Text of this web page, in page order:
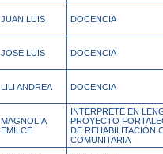
JUAN LUIS DOCENCIA
JOSE LUIS DOCENCIA
LILI ANDREA DOCENCIA
MAGNOLIA
EMILCE
INTERPRETE EN
PROYECTO
DE REHABILITACIÓN
COMUNITARIA